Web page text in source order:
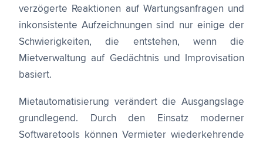
verzögerte Reaktionen auf Wartungsanfragen und
inkonsistente Aufzeichnungen sind nur einige der
Schwierigkeiten, die entstehen, wenn die
Mietverwaltung auf Gedächtnis und Improvisation
basiert.
Mietautomatisierung verändert die Ausgangslage
grundlegend. Durch den Einsatz moderner
Softwaretools können Vermieter wiederkehrende